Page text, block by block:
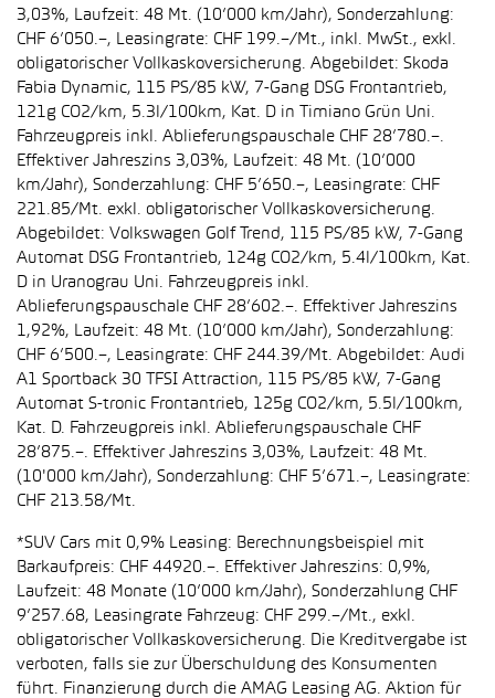
3,03%, Laufzeit: 48 Mt. (10’000 km/Jahr), Sonderzahlung:
CHF 6’050.–, Leasingrate: CHF 199.–/Mt., inkl. MwSt., exkl.
obligatorischer Vollkaskoversicherung. Abgebildet: Skoda
Fabia Dynamic, 115 PS/85 kW, 7-Gang DSG Frontantrieb,
121g CO2/km, 5.3l/100km, Kat. D in Timiano Grün Uni.
Fahrzeugpreis inkl. Ablieferungspauschale CHF 28’780.–.
Effektiver Jahreszins 3,03%, Laufzeit: 48 Mt. (10’000
km/Jahr), Sonderzahlung: CHF 5’650.–, Leasingrate: CHF
221.85/Mt. exkl. obligatorischer Vollkaskoversicherung.
Abgebildet: Volkswagen Golf Trend, 115 PS/85 kW, 7-Gang
Automat DSG Frontantrieb, 124g CO2/km, 5.4l/100km, Kat.
D in Uranograu Uni. Fahrzeugpreis inkl.
Ablieferungspauschale CHF 28’602.–. Effektiver Jahreszins
1,92%, Laufzeit: 48 Mt. (10’000 km/Jahr), Sonderzahlung:
CHF 6’500.–, Leasingrate: CHF 244.39/Mt. Abgebildet: Audi
A1 Sportback 30 TFSI Attraction, 115 PS/85 kW, 7-Gang
Automat S-tronic Frontantrieb, 125g CO2/km, 5.5l/100km,
Kat. D. Fahrzeugpreis inkl. Ablieferungspauschale CHF
28’875.–. Effektiver Jahreszins 3,03%, Laufzeit: 48 Mt.
(10'000 km/Jahr), Sonderzahlung: CHF 5’671.–, Leasingrate:
CHF 213.58/Mt.
*SUV Cars mit 0,9% Leasing: Berechnungsbeispiel mit
Barkaufpreis: CHF 44920.–. Effektiver Jahreszins: 0,9%,
Laufzeit: 48 Monate (10’000 km/Jahr), Sonderzahlung CHF
9’257.68, Leasingrate Fahrzeug: CHF 299.–/Mt., exkl.
obligatorischer Vollkaskoversicherung. Die Kreditvergabe ist
verboten, falls sie zur Überschuldung des Konsumenten
führt. Finanzierung durch die AMAG Leasing AG. Aktion für